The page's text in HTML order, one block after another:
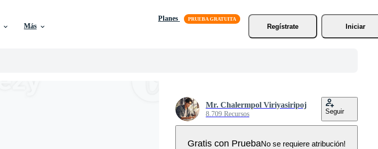
Más
Planes
Regístrate
Iniciar
Mr. Chalermpol Viriyasiripoj
8.709 Recursos Seguir
Gratis con PruebaNo se requiere atribución!